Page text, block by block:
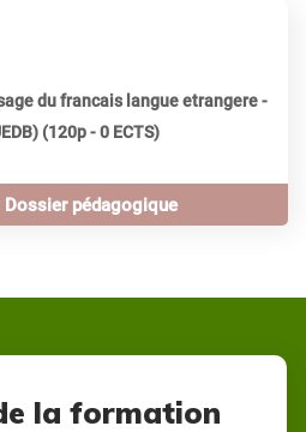
du francais langue etrangere -
(120p - 0 ECTS)
Dossier pédagogique
la formation